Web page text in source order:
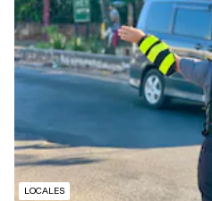
LOCALES